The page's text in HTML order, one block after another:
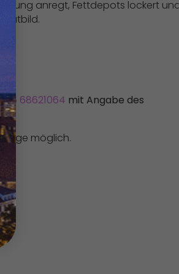
anregt, Fettdepots lockert
68621064 mit Angabe des
möglich.